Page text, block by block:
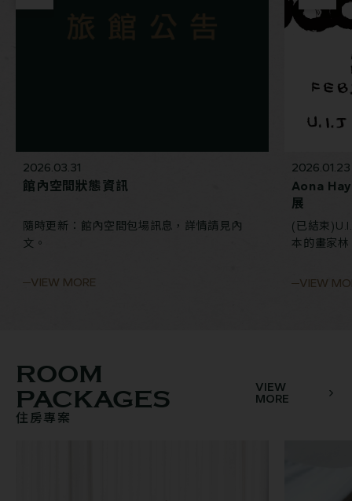
2026.03.31
館內空間狀態資訊
隨時更新：館內空間包場訊息，詳情請見內
文。
VIEW MORE
2026.01.23
Aona
展
(已結束
本的畫家
然走入旅
VIEW
ROOM
PACKAGES
住房專案
VIEW
MORE